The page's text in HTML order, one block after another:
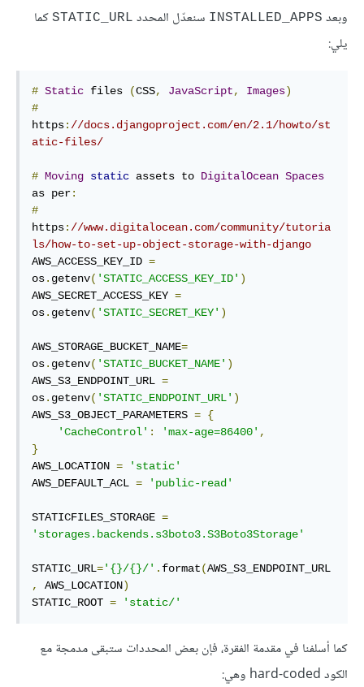
وبعد INSTALLED_APPS سنعدّل المحدد STATIC_URL كما
يلي:
# Static files (CSS, JavaScript, Images)
#
https: //docs.djangoproject.com/en/2.1/howto/st
atic-files/
# Moving static assets to DigitalOcean Spaces
as per:
#
https: //www.digitalocean.com/community/tutoria
ls/how-to-set-up-object-storage-with-django
AWS_ACCESS_KEY_ID =
os. getenv( 'STATIC_ACCESS_KEY_ID' )
AWS_SECRET_ACCESS_KEY =
os. getenv( 'STATIC_SECRET_KEY' )
AWS_STORAGE_BUCKET_NAME=
os. getenv( 'STATIC_BUCKET_NAME' )
AWS_S3_ENDPOINT_URL =
os. getenv( 'STATIC_ENDPOINT_URL' )
AWS_S3_OBJECT_PARAMETERS = {
'CacheControl' : 'max-age=86400' ,
}
AWS_LOCATION =
'static'
AWS_DEFAULT_ACL = 'public-read'
STATICFILES_STORAGE =
'storages.backends.s3boto3.S3Boto3Storage'
STATIC_URL='{}/{}/' . format(AWS_S3_ENDPOINT_URL
,
AWS_LOCATION)
STATIC_ROOT = 'static/'
كما أسلفنا في مقدمة الفقرة، فإن بعض المحددات ستبقى مدمجة مع
الكود hard-coded وهي: